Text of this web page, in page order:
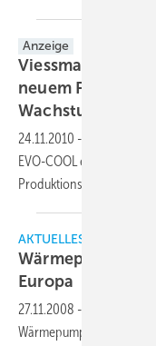
Anzeige
Viessmann nach
neuem
Wachstumskurs!
24.11.2010 -
EVO-COOL ein und
Produktionshallen in
AKTUELLES
Wärmepumpen
Europa
27.11.2008 -
Wärmepumpen in